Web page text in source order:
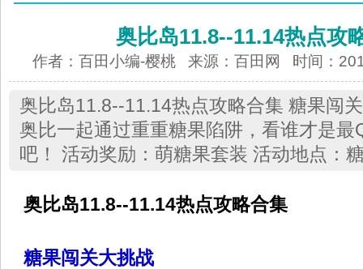
奥比岛11.8--11.14热点攻
作者：百田小编-樱桃 来源：百田网 时间：
奥比岛11.8--11.14热点攻略合集 糖果闯
奥比一起通过重重糖果陷阱，看谁才是最
吧！ 活动奖励：萌糖果套装 活动地点：
奥比岛11.8--11.14热点攻略合集
糖果闯关大挑战